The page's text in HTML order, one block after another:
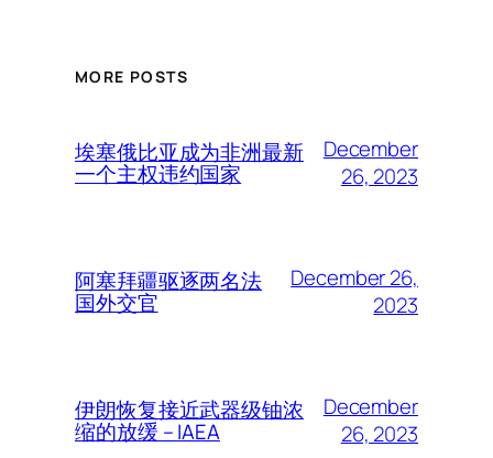
MORE POSTS
埃塞俄比亚成为非洲最新
一个主权违约国家
December
26, 2023
阿塞拜疆驱逐两名法
国外交官
December 26,
2023
伊朗恢复接近武器级铀浓
缩的放缓 – IAEA
December
26, 2023